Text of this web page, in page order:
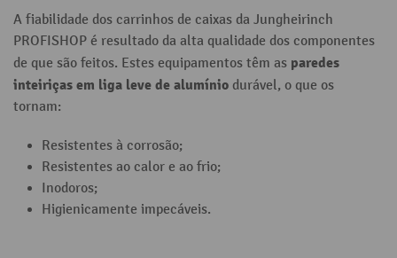
A fiabilidade dos carrinhos de caixas da Jungheirinch
PROFISHOP é resultado da alta qualidade dos componentes
de que são feitos. Estes equipamentos têm as paredes
inteiriças em liga leve de alumínio durável, o que os
tornam:
Resistentes à corrosão;
Resistentes ao calor e ao frio;
Inodoros;
Higienicamente impecáveis.